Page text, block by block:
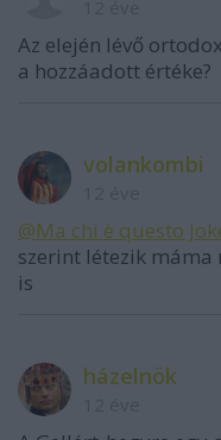
Az elején lévő
a hozzáadott értéke?
volankombi
@Ma chi è questo
szerint létezik
is
házelnök